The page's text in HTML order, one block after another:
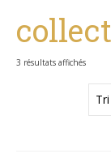
3 résultats affichésTrié
plus